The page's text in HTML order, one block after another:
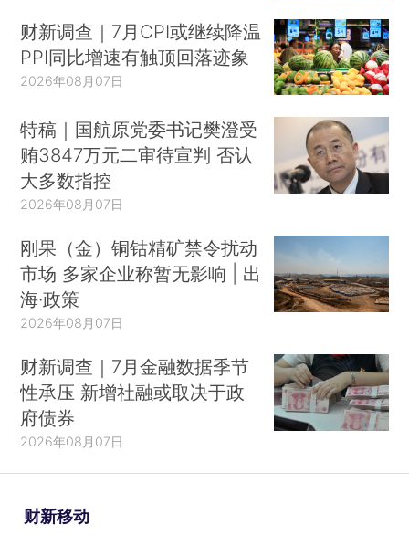
财新调查｜7月CPI或继续降温
PPI同比增速有触顶回落迹象
2026年08月07日
特稿｜国航原党委书记樊澄受
贿3847万元二审待宣判 否认
大多数指控
2026年08月07日
刚果（金）铜钴精矿禁令扰动
市场 多家企业称暂无影响 | 出
海·政策
2026年08月07日
财新调查｜7月金融数据季节
性承压 新增社融或取决于政
府债券
2026年08月07日
财新移动